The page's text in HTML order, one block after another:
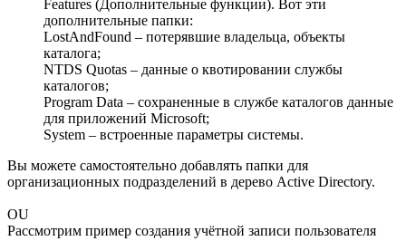
Features (Дополнительные функции). Вот эти
дополнительные папки:
LostAndFound – потерявшие владельца, объекты
каталога;
NTDS Quotas – данные о квотировании службы
каталогов;
Program Data – сохраненные в службе каталогов данные
для приложений Microsoft;
System – встроенные параметры системы.
Вы можете самостоятельно добавлять папки для
организационных подразделений в дерево Active Directory.
OU
Рассмотрим пример создания учётной записи пользователя